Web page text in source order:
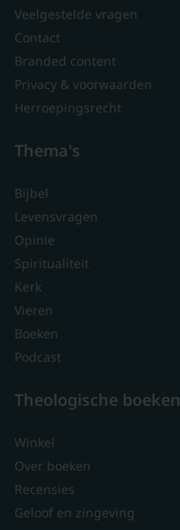
Veelgestelde vragen
Contact
Branded content
Privacy & voorwaarden
Herroepingsrecht
Thema's
Bijbel
Levensvragen
Opinie
Spiritualiteit
Kerk
Vieren
Boeken
Podcast
Theologische boeken
Winkel
Over boeken
Recensies
Geloof en zingeving